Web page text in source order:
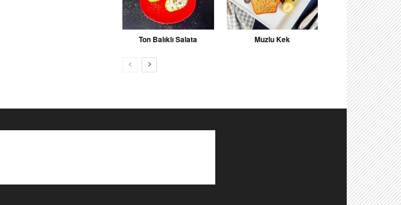
Ton Balıklı Salata Muzlu Kek